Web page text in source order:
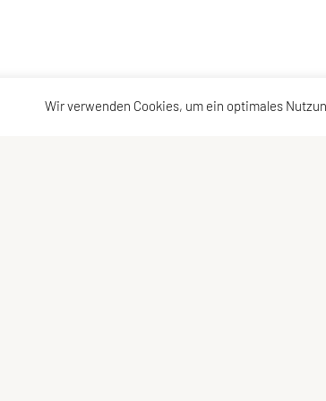
Wir verwenden Cookies, um ein optimales